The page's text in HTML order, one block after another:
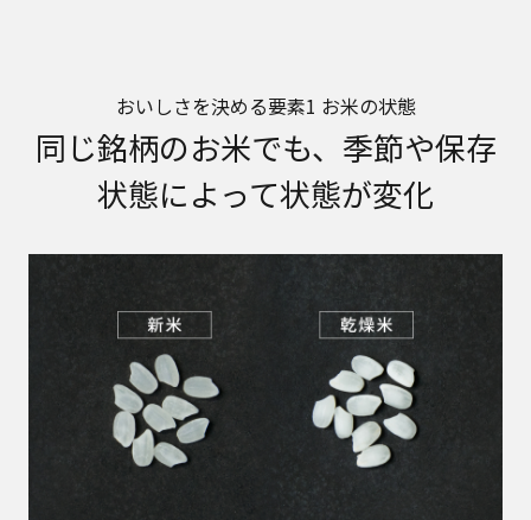
おいしさを決める要素1 お米の状態
同じ銘柄のお米でも、季節や保存
状態によって状態が変化